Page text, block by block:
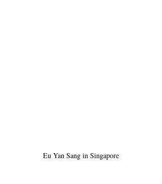
Eu Yan Sang in Singapore